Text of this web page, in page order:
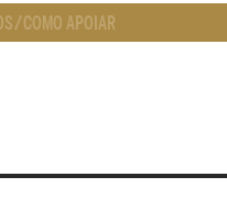
/COMO APOIAR